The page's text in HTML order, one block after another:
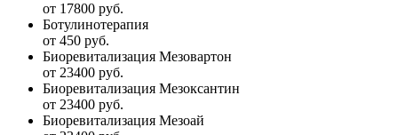
от 17800 руб.
Ботулинотерапия
от 450 руб.
Биоревитализация Мезовартон
от 23400 руб.
Биоревитализация Мезоксантин
от 23400 руб.
Биоревитализация Мезоай